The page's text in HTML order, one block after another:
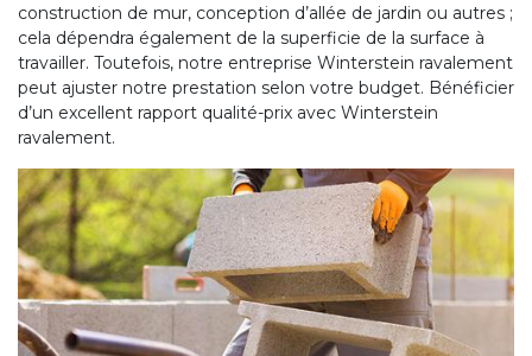
construction de mur, conception d’allée de jardin ou autres ;
cela dépendra également de la superficie de la surface à
travailler. Toutefois, notre entreprise Winterstein ravalement
peut ajuster notre prestation selon votre budget. Bénéficier
d’un excellent rapport qualité-prix avec Winterstein
ravalement.